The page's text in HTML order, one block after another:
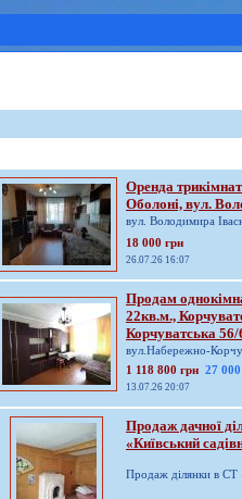
Оренда
Оболоні, вул.
вул. Володимира
18 000 грн
26.07.26 16:07
Продам
22кв.м.,
Корчуватська
вул.Набережно-
1 118 800 грн 27
13.07.26 20:07
Продаж дачної
«Київський
Продаж ділянки в СТ